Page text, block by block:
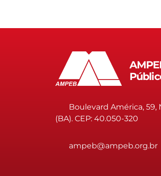
Boulevard América, 59,
(BA). CEP: 40.050-320
ampeb@ampeb.org.br